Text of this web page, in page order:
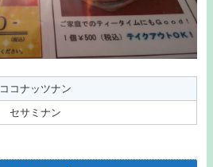
ココナッツナン
セサミナン